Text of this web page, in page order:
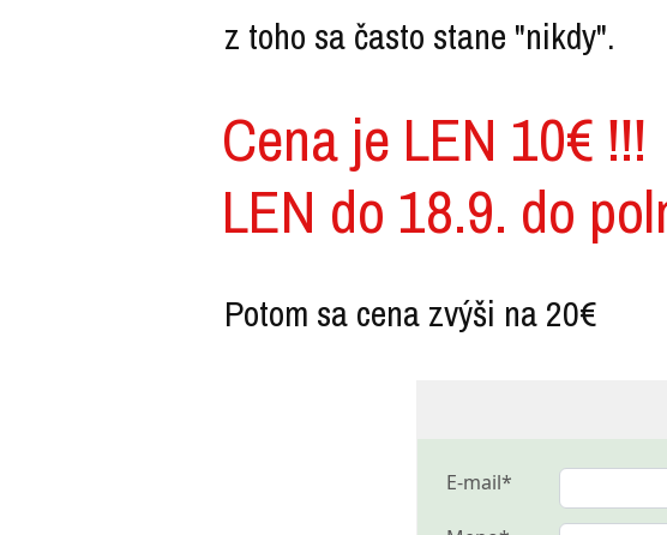
z toho sa často stane "nikdy".
Cena je LEN 10€ !!!
LEN do 18.9. do
Potom sa cena zvýši na 20€
E-mail*